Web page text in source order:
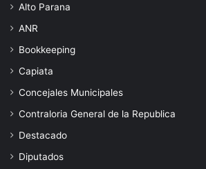
Alto Parana
ANR
Bookkeeping
Capiata
Concejales Municipales
Contraloria General de la Republica
Destacado
Diputados